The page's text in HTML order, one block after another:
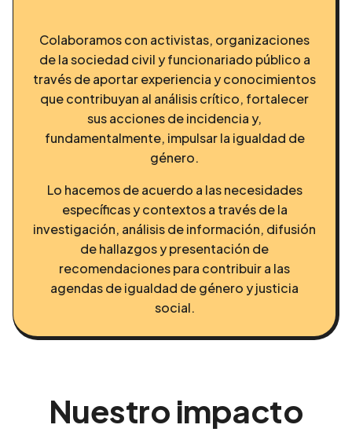
Colaboramos con activistas, organizaciones
de la sociedad civil y funcionariado público a
través de aportar experiencia y conocimientos
que contribuyan al análisis crítico, fortalecer
sus acciones de incidencia y,
fundamentalmente, impulsar la igualdad de
género.
Lo hacemos de acuerdo a las necesidades
específicas y contextos a través de la
investigación, análisis de información, difusión
de hallazgos y presentación de
recomendaciones para contribuir a las
agendas de igualdad de género y justicia
social.
Nuestro impacto